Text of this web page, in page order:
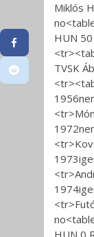
Miklós
HUN
TVSK
HUN 0